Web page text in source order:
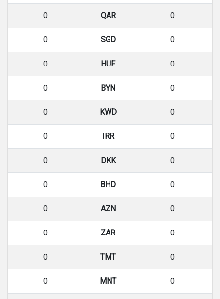
0 QAR 0
0 SGD 0
0 HUF 0
0 BYN 0
0 KWD 0
0 IRR 0
0 DKK 0
0 BHD 0
0 AZN 0
0 ZAR 0
0 TMT 0
0 MNT 0